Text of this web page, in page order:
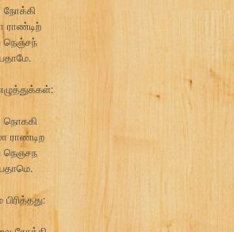
நோக்கி
ராண்டிற்
நெஞ்சந்
நொககி
ராணடிற
நெஞசந